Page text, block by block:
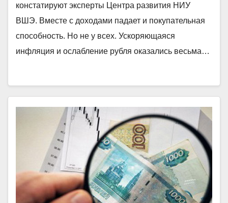
констатируют эксперты Центра развития НИУ
ВШЭ. Вместе с доходами падает и покупательная
способность. Но не у всех. Ускоряющаяся
инфляция и ослабление рубля оказались весьма…